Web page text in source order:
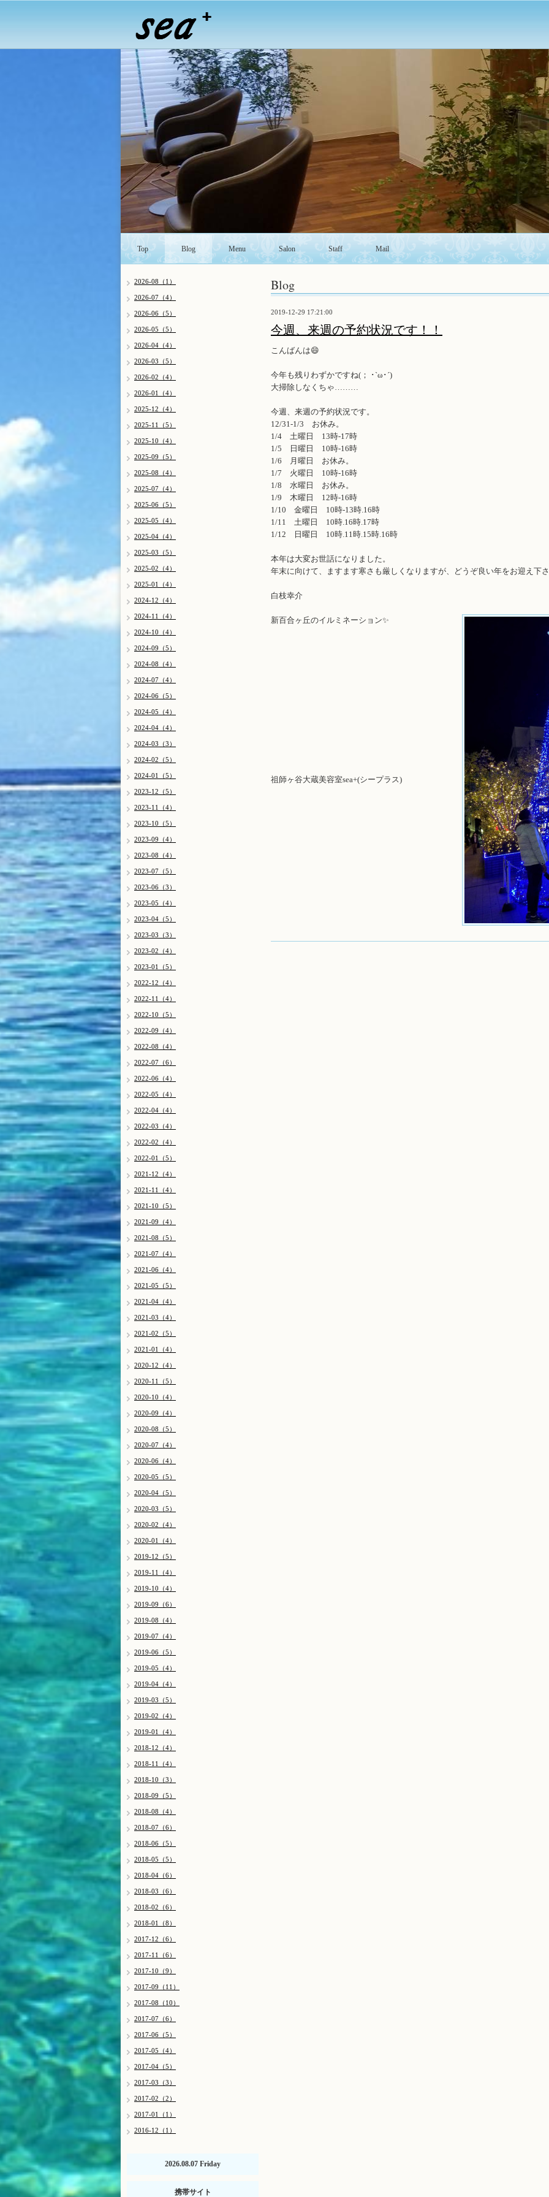
Top Blog Menu Salon Staff Mail
Blog
2019-12-29 17:21:00
今週、来週の予約状況です！！
こんばんは😄
今年も残りわずかですね(； ･`ω･´)
大掃除しなくちゃ………
今週、来週の予約状況です。
12/31-1/3 お休み。
1/4 土曜日 13時-17時
1/5 日曜日 10時-16時
1/6 月曜日 お休み。
1/7 火曜日 10時-16時
1/8 水曜日 お休み。
1/9 木曜日 12時-16時
1/10 金曜日 10時-13時.16時
1/11 土曜日 10時.16時.17時
1/12 日曜日 10時.11時.15時.16時
本年は大変お世話になりました。
年末に向けて、ますます寒さも厳しくなりますが、どうぞ良い年をお迎え下
白枝幸介
新百合ヶ丘のイルミネーション✨
祖師ヶ谷大蔵美容室sea+(シープラス)
2026-08（1）
2026-07（4）
2026-06（5）
2026-05（5）
2026-04（4）
2026-03（5）
2026-02（4）
2026-01（4）
2025-12（4）
2025-11（5）
2025-10（4）
2025-09（5）
2025-08（4）
2025-07（4）
2025-06（5）
2025-05（4）
2025-04（4）
2025-03（5）
2025-02（4）
2025-01（4）
2024-12（4）
2024-11（4）
2024-10（4）
2024-09（5）
2024-08（4）
2024-07（4）
2024-06（5）
2024-05（4）
2024-04（4）
2024-03（3）
2024-02（5）
2024-01（5）
2023-12（5）
2023-11（4）
2023-10（5）
2023-09（4）
2023-08（4）
2023-07（5）
2023-06（3）
2023-05（4）
2023-04（5）
2023-03（3）
2023-02（4）
2023-01（5）
2022-12（4）
2022-11（4）
2022-10（5）
2022-09（4）
2022-08（4）
2022-07（6）
2022-06（4）
2022-05（4）
2022-04（4）
2022-03（4）
2022-02（4）
2022-01（5）
2021-12（4）
2021-11（4）
2021-10（5）
2021-09（4）
2021-08（5）
2021-07（4）
2021-06（4）
2021-05（5）
2021-04（4）
2021-03（4）
2021-02（5）
2021-01（4）
2020-12（4）
2020-11（5）
2020-10（4）
2020-09（4）
2020-08（5）
2020-07（4）
2020-06（4）
2020-05（5）
2020-04（5）
2020-03（5）
2020-02（4）
2020-01（4）
2019-12（5）
2019-11（4）
2019-10（4）
2019-09（6）
2019-08（4）
2019-07（4）
2019-06（5）
2019-05（4）
2019-04（4）
2019-03（5）
2019-02（4）
2019-01（4）
2018-12（4）
2018-11（4）
2018-10（3）
2018-09（5）
2018-08（4）
2018-07（6）
2018-06（5）
2018-05（5）
2018-04（6）
2018-03（6）
2018-02（6）
2018-01（8）
2017-12（6）
2017-11（6）
2017-10（9）
2017-09（11）
2017-08（10）
2017-07（6）
2017-06（5）
2017-05（4）
2017-04（5）
2017-03（3）
2017-02（2）
2017-01（1）
2016-12（1）
2026.08.07 Friday
携帯サイト